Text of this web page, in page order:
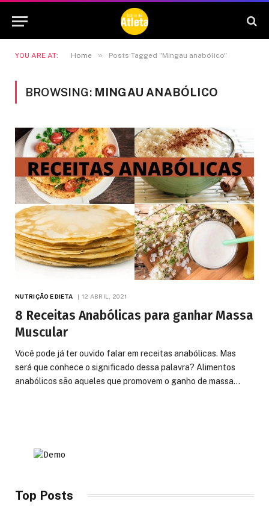
YOU ARE AT: Home » Posts Tagged "Mingau anabólico"
BROWSING: MINGAU ANABÓLICO
NUTRIÇÃO E DIETA 12 ABRIL, 2021
8 Receitas Anabólicas para ganhar Massa
Muscular
Você pode já ter ouvido falar em receitas anabólicas. Mas
será que conhece o significado dessa palavra? Alimentos
anabólicos são aqueles que promovem o ganho de massa…
Top Posts